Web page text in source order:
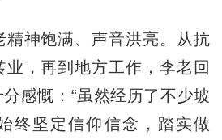
神饱满、声音洪亮。从抗
业，再到地方工作，李老回
感慨：“虽然经历了不少坡
终坚定信仰信念，踏实做